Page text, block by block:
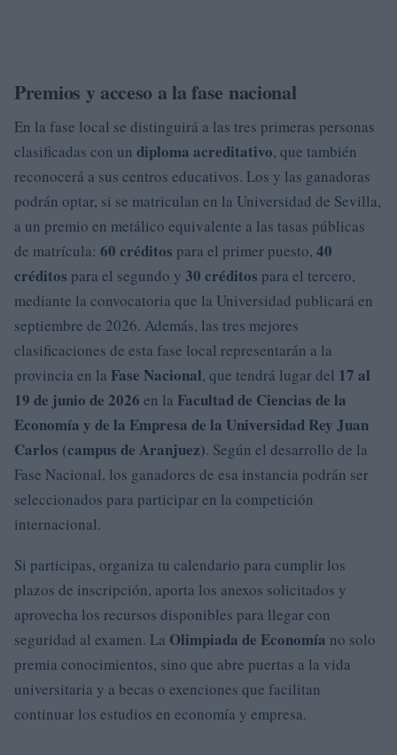
Premios y acceso a la fase nacional
En la fase local se distinguirá a las tres primeras personas
clasificadas con un diploma acreditativo, que también
reconocerá a sus centros educativos. Los y las ganadoras
podrán optar, si se matriculan en la Universidad de Sevilla,
a un premio en metálico equivalente a las tasas públicas
de matrícula: 60 créditos para el primer puesto, 40
créditos para el segundo y 30 créditos para el tercero,
mediante la convocatoria que la Universidad publicará en
septiembre de 2026. Además, las tres mejores
clasificaciones de esta fase local representarán a la
provincia en la Fase Nacional, que tendrá lugar del 17 al
19 de junio de 2026 en la Facultad de Ciencias de la
Economía y de la Empresa de la Universidad Rey Juan
Carlos (campus de Aranjuez). Según el desarrollo de la
Fase Nacional, los ganadores de esa instancia podrán ser
seleccionados para participar en la competición
internacional.
Si participas, organiza tu calendario para cumplir los
plazos de inscripción, aporta los anexos solicitados y
aprovecha los recursos disponibles para llegar con
seguridad al examen. La Olimpiada de Economía no solo
premia conocimientos, sino que abre puertas a la vida
universitaria y a becas o exenciones que facilitan
continuar los estudios en economía y empresa.